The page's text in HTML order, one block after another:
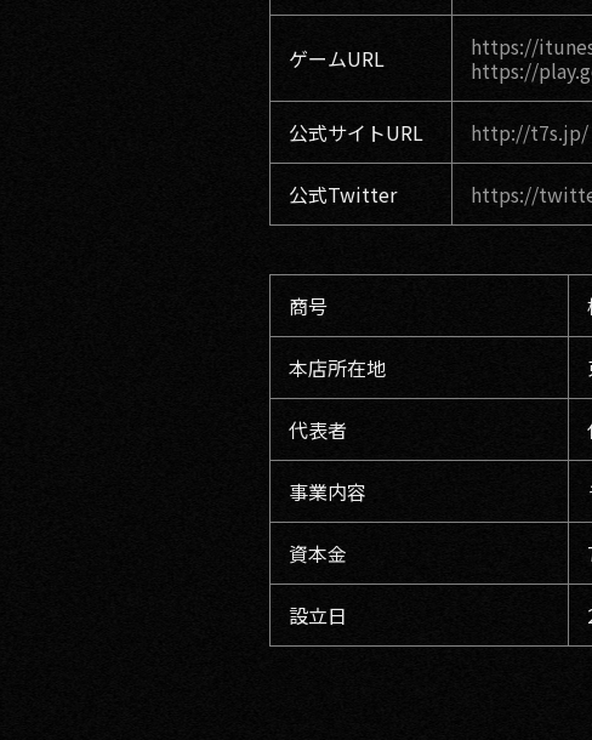
ゲームURL https://
https://
公式サイトURL http://t7s.jp/
公式Twitter https://
商号
本店所在地
代表者
事業内容
資本金
設立日